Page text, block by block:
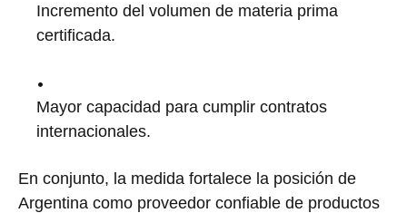
Incremento del volumen de materia prima
certificada.
Mayor capacidad para cumplir contratos
internacionales.
En conjunto, la medida fortalece la posición de
Argentina como proveedor confiable de productos